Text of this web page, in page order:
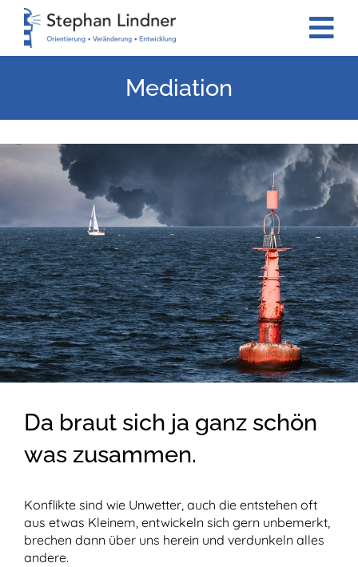
Mediation
Da braut sich ja ganz schön
was zusammen.
Konflikte sind wie Unwetter, auch die entstehen oft
aus etwas Kleinem, entwickeln sich gern unbemerkt,
brechen dann über uns herein und verdunkeln alles
andere.